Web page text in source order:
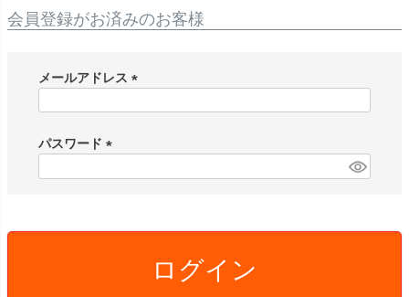
会員登録がお済みのお客様
メールアドレス
)
パスワード
ログイン